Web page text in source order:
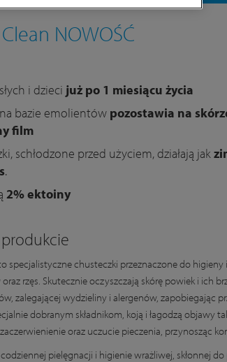
NOWOŚĆ
i dzieci już po 1 miesiącu życia
na bazie emolientów pozostawia na
film
schłodzone przed użyciem, działają jak
.
2% ektoiny
specjalistyczne chusteczki przeznaczone do higieny
rzęs. Skutecznie oczyszczają skórę powiek i ich
zalegającej wydzieliny i alergenów, zapobiegając
dobranym składnikom, koją i łagodzą objawy
oraz uczucie pieczenia, przynosząc
pielęgnacji i higienie wrażliwej, skłonnej do